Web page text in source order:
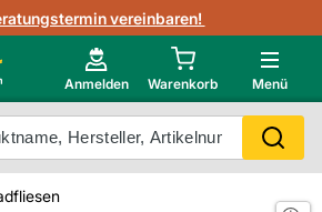
vereinbaren!
Anmelden Warenkorb Menü
App
Fliesenserie Paladina